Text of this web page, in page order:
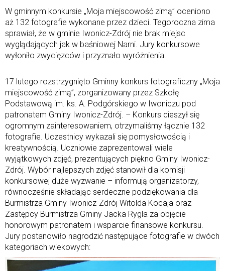
W gminnym konkursie „Moja miejscowość zimą” oceniono
aż 132 fotografie wykonane przez dzieci. Tegoroczna zima
sprawiał, że w gminie Iwonicz-Zdrój nie brak miejsc
wyglądających jak w baśniowej Narni. Jury konkursowe
wyłoniło zwycięzców i przyznało wyróżnienia.
17 lutego rozstrzygnięto Gminny konkurs fotograficzny „Moja
miejscowość zimą”, zorganizowany przez Szkołę
Podstawową im. ks. A. Podgórskiego w Iwoniczu pod
patronatem Gminy Iwonicz-Zdrój. – Konkurs cieszył się
ogromnym zainteresowaniem, otrzymaliśmy łącznie 132
fotografie. Uczestnicy wykazali się pomysłowością i
kreatywnością. Uczniowie zaprezentowali wiele
wyjątkowych zdjęć, prezentujących piękno Gminy Iwonicz-
Zdrój. Wybór najlepszych zdjęć stanowił dla komisji
konkursowej duże wyzwanie – informują organizatorzy,
równocześnie składając serdeczne podziękowania dla
Burmistrza Gminy Iwonicz-Zdrój Witolda Kocaja oraz
Zastępcy Burmistrza Gminy Jacka Rygla za objęcie
honorowym patronatem i wsparcie finansowe konkursu.
Jury postanowiło nagrodzić następujące fotografie w dwóch
kategoriach wiekowych: